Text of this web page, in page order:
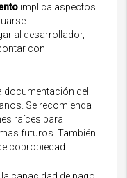
implica aspectos
al desarrollador,
con
documentación del
Se recomienda
raíces para
futuros. También
copropiedad.
capacidad de pago